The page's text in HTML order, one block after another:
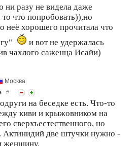
ни разу не видела даже
что попробовать)),но
неё хорошего прочитала что
и вот не удержалась
чахлого саженца Исайи)
Москва
#
на беседке есть. Что-то
киви и крыжовником на
сверхъестественного, но
Актинидий две штучки нужно -
женщину.